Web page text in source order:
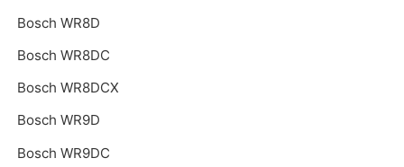
Bosch WR8D
Bosch WR8DC
Bosch WR8DCX
Bosch WR9D
Bosch WR9DC